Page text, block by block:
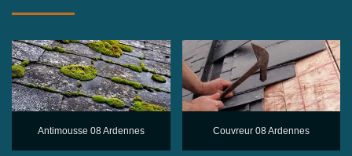
Antimousse 08 Ardennes Couvreur 08 Ardennes